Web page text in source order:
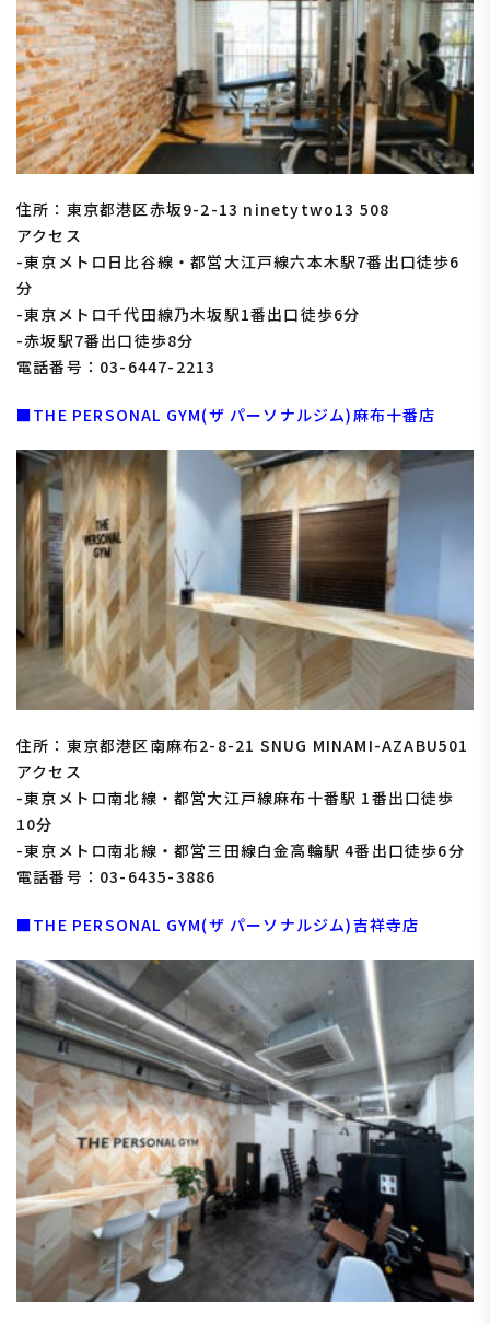
住所：東京都港区赤坂9-2-13 ninetytwo13 508
アクセス
-東京メトロ日比谷線・都営大江戸線六本木駅7番出口徒歩6
分
-東京メトロ千代田線乃木坂駅1番出口徒歩6分
-赤坂駅7番出口徒歩8分
電話番号： 03-6447-2213
■THE PERSONAL GYM(ザ パーソナルジム)麻布十番店
住所：東京都港区南麻布2-8-21 SNUG MINAMI-AZABU501
アクセス
-東京メトロ南北線・都営大江戸線麻布十番駅 1番出口徒歩
10分
-東京メトロ南北線・都営三田線白金高輪駅 4番出口徒歩6分
電話番号： 03-6435-3886
■THE PERSONAL GYM(ザ パーソナルジム)吉祥寺店